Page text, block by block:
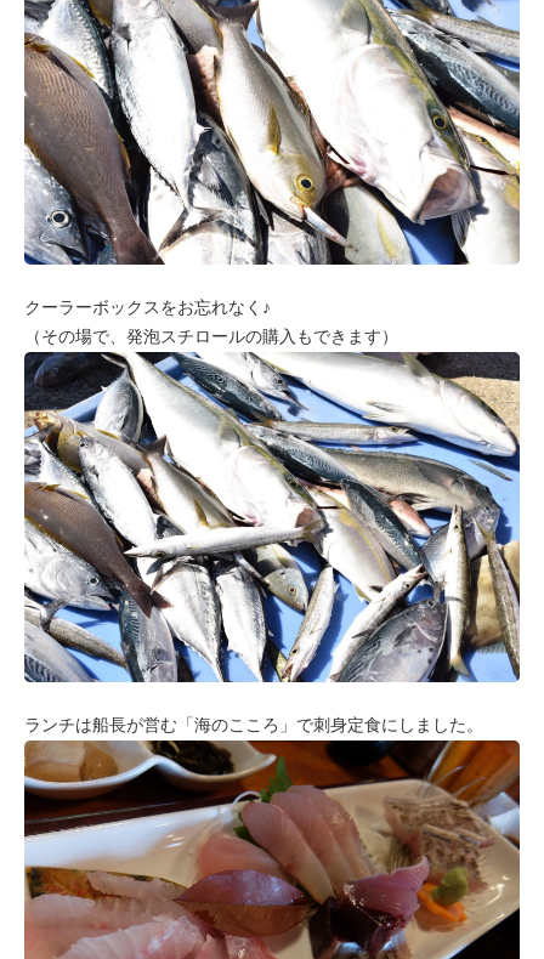
クーラーボックスをお忘れなく♪
（その場で、発泡スチロールの購入もできます）
ランチは船長が営む「海のこころ」で刺身定食にしました。